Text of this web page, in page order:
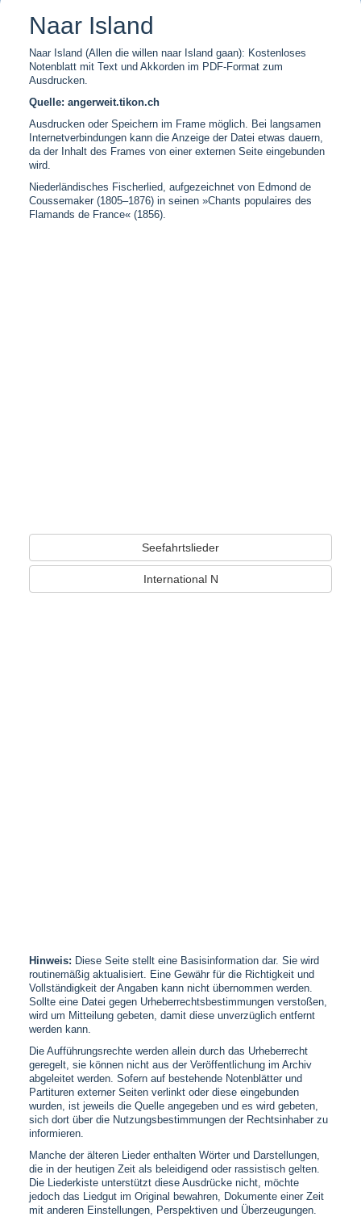
Naar Island
Naar Island (Allen die willen naar Island gaan): Kostenloses
Notenblatt mit Text und Akkorden im PDF-Format zum
Ausdrucken.
Quelle: angerweit.tikon.ch
Ausdrucken oder Speichern im Frame möglich. Bei langsamen
Internetverbindungen kann die Anzeige der Datei etwas dauern,
da der Inhalt des Frames von einer externen Seite eingebunden
wird.
Niederländisches Fischerlied, aufgezeichnet von Edmond de
Coussemaker (1805–1876) in seinen »Chants populaires des
Flamands de France« (1856).
Seefahrtslieder
International N
Hinweis: Diese Seite stellt eine Basisinformation dar. Sie wird
routinemäßig aktualisiert. Eine Gewähr für die Richtigkeit und
Vollständigkeit der Angaben kann nicht übernommen werden.
Sollte eine Datei gegen Urheberrechtsbestimmungen verstoßen,
wird um Mitteilung gebeten, damit diese unverzüglich entfernt
werden kann.
Die Aufführungsrechte werden allein durch das Urheberrecht
geregelt, sie können nicht aus der Veröffentlichung im Archiv
abgeleitet werden. Sofern auf bestehende Notenblätter und
Partituren externer Seiten verlinkt oder diese eingebunden
wurden, ist jeweils die Quelle angegeben und es wird gebeten,
sich dort über die Nutzungsbestimmungen der Rechtsinhaber zu
informieren.
Manche der älteren Lieder enthalten Wörter und Darstellungen,
die in der heutigen Zeit als beleidigend oder rassistisch gelten.
Die Liederkiste unterstützt diese Ausdrücke nicht, möchte
jedoch das Liedgut im Original bewahren, Dokumente einer Zeit
mit anderen Einstellungen, Perspektiven und Überzeugungen.